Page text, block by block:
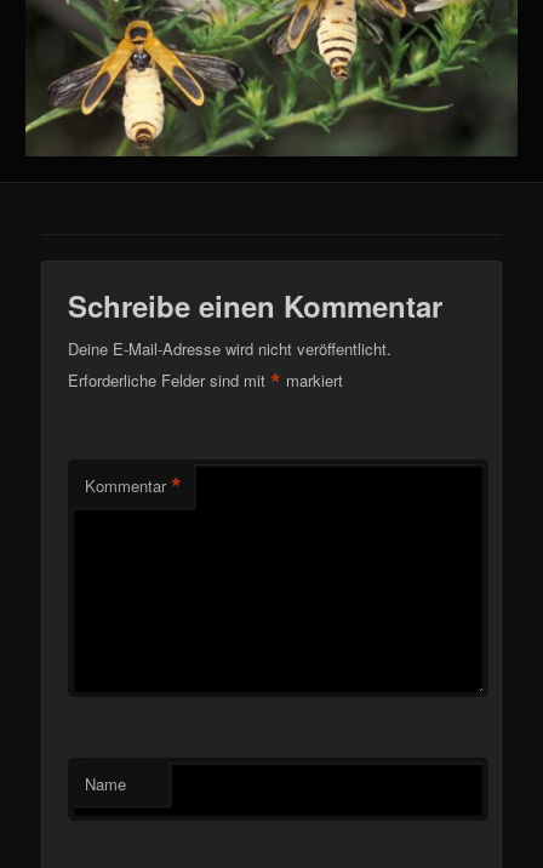
Schreibe einen Kommentar
Deine E-Mail-Adresse wird nicht veröffentlicht.
Erforderliche Felder sind mit* markiert
Kommentar *
Name